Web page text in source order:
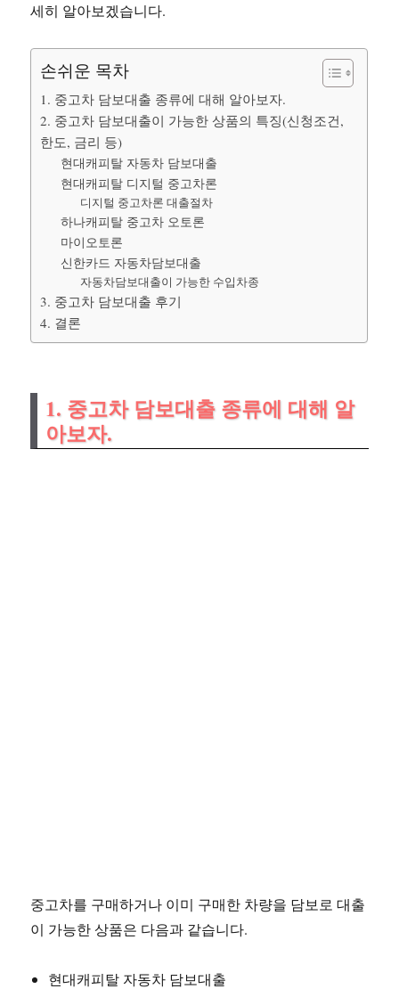
세히 알아보겠습니다.
손쉬운 목차
1. 중고차 담보대출 종류에 대해 알아보자.
2. 중고차 담보대출이 가능한 상품의 특징(신청조건,
한도, 금리 등)
현대캐피탈 자동차 담보대출
현대캐피탈 디지털 중고차론
디지털 중고차론 대출절차
하나캐피탈 중고차 오토론
마이오토론
신한카드 자동차담보대출
자동차담보대출이 가능한 수입차종
3. 중고차 담보대출 후기
4. 결론
1. 중고차 담보대출 종류에 대해 알
아보자.
중고차를 구매하거나 이미 구매한 차량을 담보로 대출
이 가능한 상품은 다음과 같습니다.
현대캐피탈 자동차 담보대출